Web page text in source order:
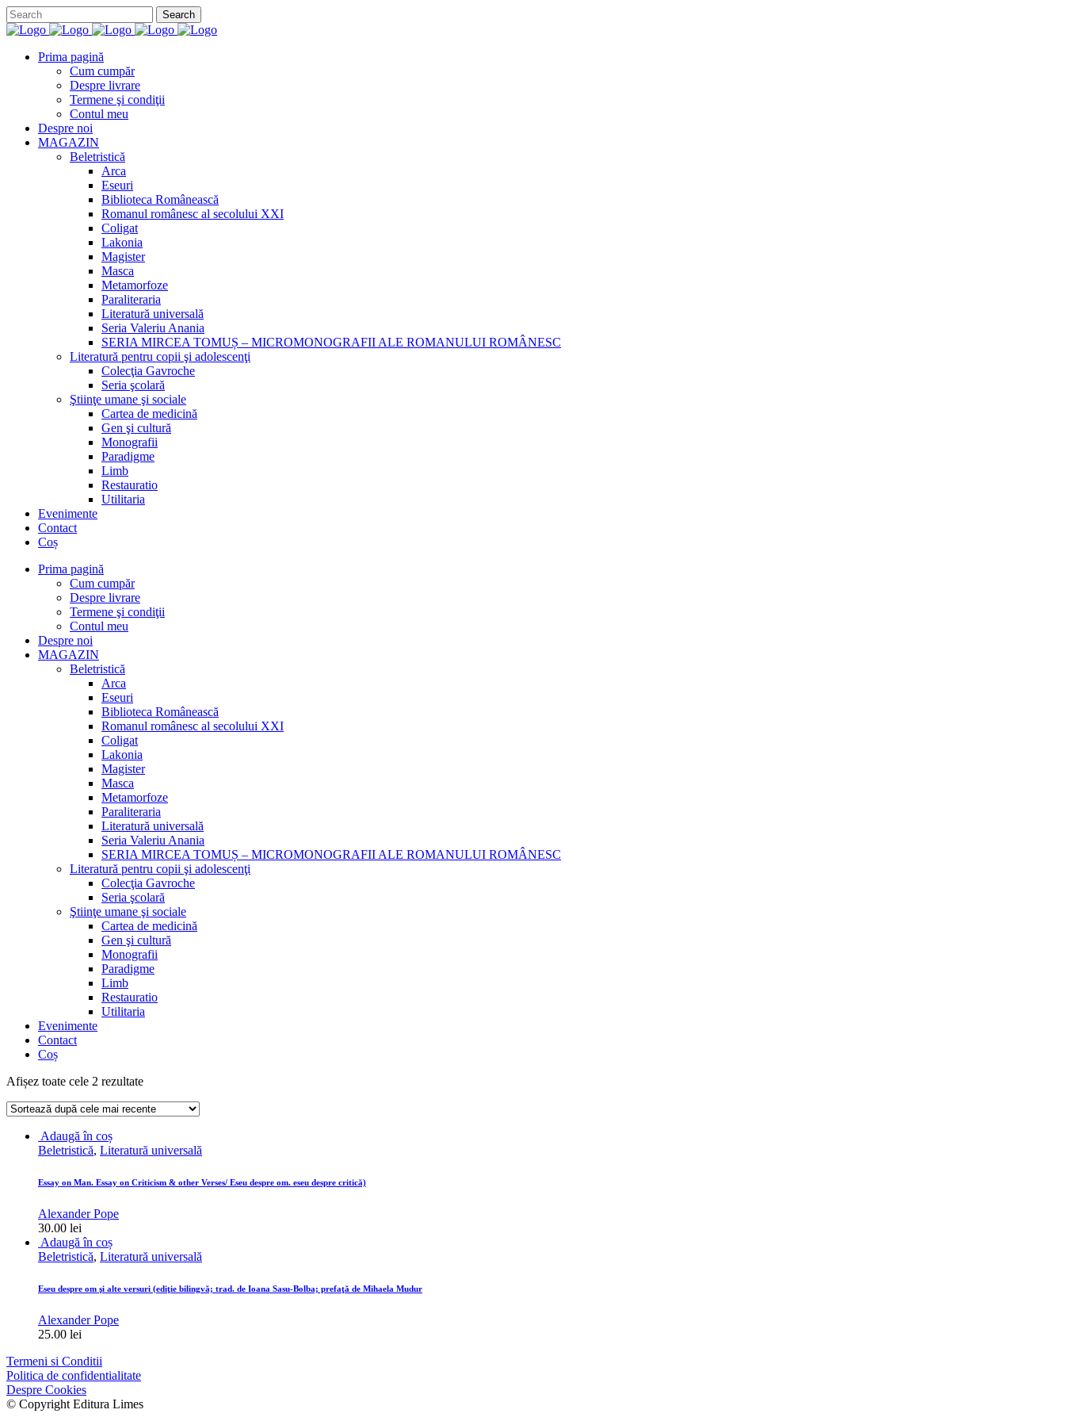
Prima pagină
Cum cumpăr
Despre livrare
Termene şi condiţii
Contul meu
Despre noi
MAGAZIN
Beletristică
Arca
Eseuri
Biblioteca Românească
Romanul românesc al secolului XXI
Coligat
Lakonia
Magister
Masca
Metamorfoze
Paraliteraria
Literatură universală
Seria Valeriu Anania
SERIA MIRCEA TOMUȘ – MICROMONOGRAFII ALE ROMANULUI ROMÂNESC
Literatură pentru copii şi adolescenţi
Colecţia Gavroche
Seria şcolară
Ştiinţe umane şi sociale
Cartea de medicină
Gen şi cultură
Monografii
Paradigme
Limb
Restauratio
Utilitaria
Evenimente
Contact
Coș
Prima pagină
Cum cumpăr
Despre livrare
Termene şi condiţii
Contul meu
Despre noi
MAGAZIN
Beletristică
Arca
Eseuri
Biblioteca Românească
Romanul românesc al secolului XXI
Coligat
Lakonia
Magister
Masca
Metamorfoze
Paraliteraria
Literatură universală
Seria Valeriu Anania
SERIA MIRCEA TOMUȘ – MICROMONOGRAFII ALE ROMANULUI ROMÂNESC
Literatură pentru copii şi adolescenţi
Colecţia Gavroche
Seria şcolară
Ştiinţe umane şi sociale
Cartea de medicină
Gen şi cultură
Monografii
Paradigme
Limb
Restauratio
Utilitaria
Evenimente
Contact
Coș
Afișez toate cele 2 rezultateSortat
cele
Adaugă în coș
Beletristică, Literatură universală
Essay on Man. Essay on Criticism & other Verses/ Eseu despre om. eseu despre critică)
Alexander Pope
30.00 lei
Adaugă în coș
Beletristică, Literatură universală
Eseu despre om şi alte versuri (ediţie bilingvă; trad. de Ioana Sasu-Bolba; prefaţă de Mihaela Mudur
Alexander Pope
25.00 lei
Termeni si Conditii
Politica de confidentialitate
Despre Cookies
© Copyright Editura Limes